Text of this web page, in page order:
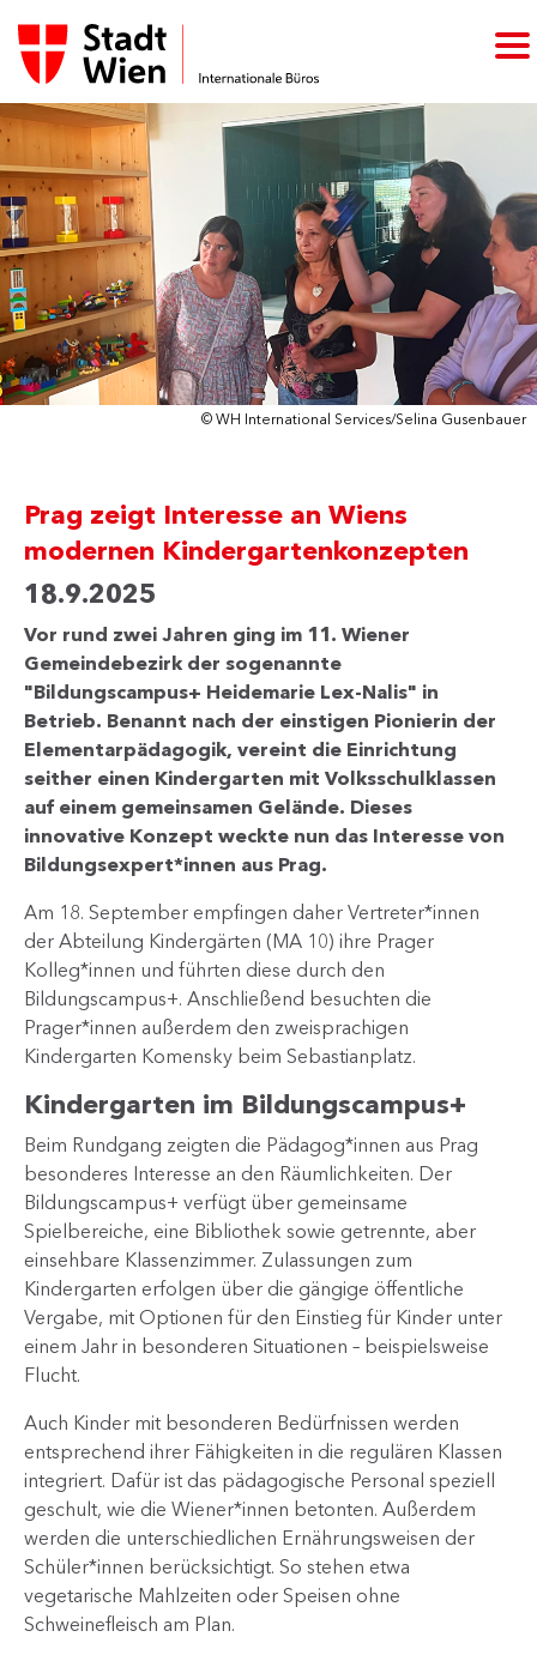
© WH International Services/Selina Gusenbauer
Prag zeigt Interesse an Wiens
modernen Kindergartenkonzepten
18.9.2025
Vor rund zwei Jahren ging im 11. Wiener
Gemeindebezirk der sogenannte
"Bildungscampus+ Heidemarie Lex-Nalis" in
Betrieb. Benannt nach der einstigen Pionierin der
Elementarpädagogik, vereint die Einrichtung
seither einen Kindergarten mit Volksschulklassen
auf einem gemeinsamen Gelände. Dieses
innovative Konzept weckte nun das Interesse von
Bildungsexpert*innen aus Prag.
Am 18. September empfingen daher Vertreter*innen
der Abteilung Kindergärten (MA 10) ihre Prager
Kolleg*innen und führten diese durch den
Bildungscampus+. Anschließend besuchten die
Prager*innen außerdem den zweisprachigen
Kindergarten Komensky beim Sebastianplatz.
Kindergarten im Bildungscampus+
Beim Rundgang zeigten die Pädagog*innen aus Prag
besonderes Interesse an den Räumlichkeiten. Der
Bildungscampus+ verfügt über gemeinsame
Spielbereiche, eine Bibliothek sowie getrennte, aber
einsehbare Klassenzimmer. Zulassungen zum
Kindergarten erfolgen über die gängige öffentliche
Vergabe, mit Optionen für den Einstieg für Kinder unter
einem Jahr in besonderen Situationen – beispielsweise
Flucht.
Auch Kinder mit besonderen Bedürfnissen werden
entsprechend ihrer Fähigkeiten in die regulären Klassen
integriert. Dafür ist das pädagogische Personal speziell
geschult, wie die Wiener*innen betonten. Außerdem
werden die unterschiedlichen Ernährungsweisen der
Schüler*innen berücksichtigt. So stehen etwa
vegetarische Mahlzeiten oder Speisen ohne
Schweinefleisch am Plan.